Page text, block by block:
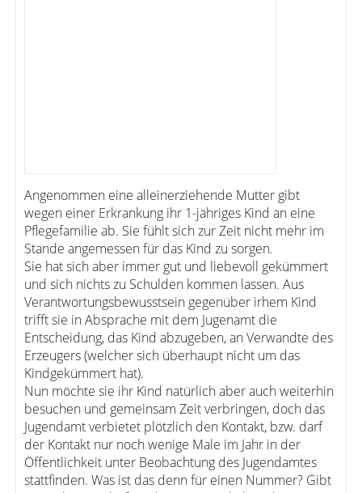
Angenommen eine alleinerziehende Mutter gibt
wegen einer Erkrankung ihr 1-jähriges Kind an eine
Pflegefamilie ab. Sie fühlt sich zur Zeit nicht mehr im
Stande angemessen für das Kind zu sorgen.
Sie hat sich aber immer gut und liebevoll gekümmert
und sich nichts zu Schulden kommen lassen. Aus
Verantwortungsbewusstsein gegenüber irhem Kind
trifft sie in Absprache mit dem Jugenamt die
Entscheidung, das Kind abzugeben, an Verwandte des
Erzeugers (welcher sich überhaupt nicht um das
Kindgekümmert hat).
Nun möchte sie ihr Kind natürlich aber auch weiterhin
besuchen und gemeinsam Zeit verbringen, doch das
Jugendamt verbietet plötzlich den Kontakt, bzw. darf
der Kontakt nur noch wenige Male im Jahr in der
Öffentlichkeit unter Beobachtung des Jugendamtes
stattfinden. Was ist das denn für einen Nummer? Gibt